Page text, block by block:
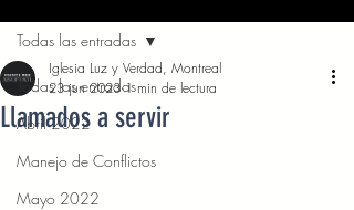
Todas las entradas
Abril 2022
Manejo de Conflictos
Mayo 2022
Todas las entradas
Llamados a servir
Iglesia Luz y Verdad, Montreal
23 jun 2023 1 min de lectura